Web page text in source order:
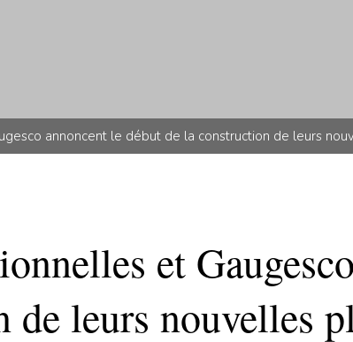
annoncent le début de la construction de leurs
et
leurs nouvelles